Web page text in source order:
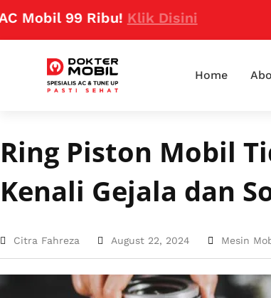
99 Ribu!Klik Disini
Home
Ring Piston Mobil
Kenali Gejala dan
Citra Fahreza August 22, 2024 Mesin